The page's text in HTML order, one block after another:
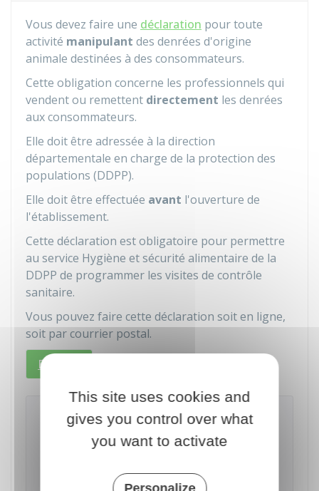
Vous devez faire une déclaration pour toute
activité manipulant des denrées d'origine
animale destinées à des consommateurs.
Cette obligation concerne les professionnels qui
vendent ou remettent directement les denrées
aux consommateurs.
Elle doit être adressée à la direction
départementale en charge de la protection des
populations (DDPP).
Elle doit être effectuée avant l'ouverture de
l'établissement.
Cette déclaration est obligatoire pour permettre
au service Hygiène et sécurité alimentaire de la
DDPP de programmer les visites de contrôle
sanitaire.
Vous pouvez faire cette déclaration soit en ligne,
soit par courrier postal.
En ligne
Déclaration de manipulation de
denrées alimentaires d'origine animale
This site uses cookies and
gives you control over what
you want to activate
Personalize